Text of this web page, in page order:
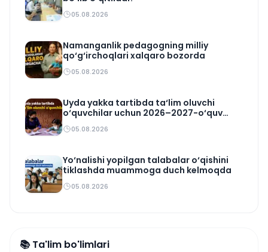
05.08.2026
Namanganlik pedagogning milliy
qo‘g‘irchoqlari xalqaro bozorda
05.08.2026
Uyda yakka tartibda ta‘lim oluvchi
o‘quvchilar uchun 2026–2027-o‘quv
rejasi tasdiqlandi
05.08.2026
Yo‘nalishi yopilgan talabalar o‘qishini
tiklashda muammoga duch kelmoqda
05.08.2026
📚 Ta'lim bo'limlari